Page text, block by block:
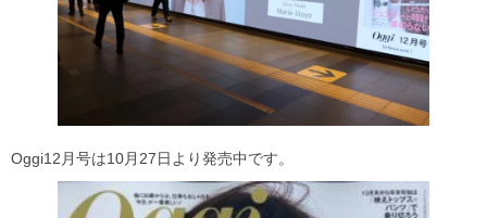
Oggi12月号は10月27日より発売中です。